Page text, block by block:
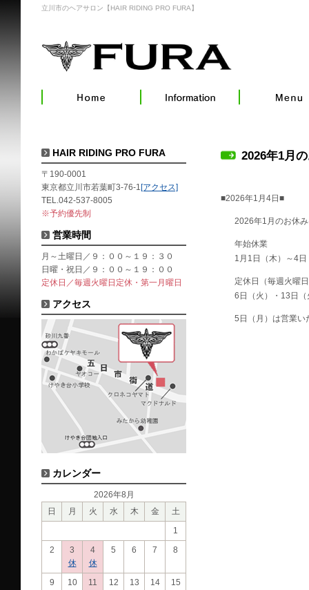
立川市のヘアサロン【HAIR RIDING PRO FURA】
2026年1月
■2026年1月4日■
2026年1月のお休
年始休業
1月1日（木）～4日
定休日（毎週火曜
6日（火）・13日
5日（月）は営業い
HAIR RIDING PRO FURA
〒190-0001
東京都立川市若葉町3-76-1 [アクセス]
TEL.042-537-8005
※予約優先制
営業時間
月～土曜日／９：００～１９：３０
日曜・祝日／９：００～１９：００
定休日／毎週火曜日定休・第一月曜日
アクセス
カレンダー
2026年8月
日
月 火 水 木 金
土
1
2
3
休
4
休
5 6 7 8
9 10
11
12 13 14 15